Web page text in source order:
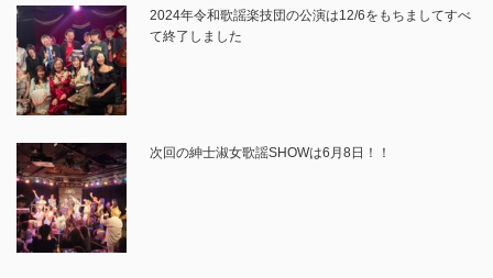
2024年令和歌謡楽技団の公演は12/6をもちましてすべ
て終了しました
次回の紳士淑女歌謡SHOWは6月8日！！